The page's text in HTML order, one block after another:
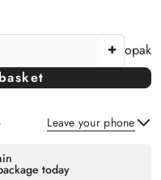
opak
Leave your phone
today